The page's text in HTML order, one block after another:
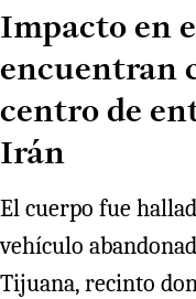
Impacto en
encuentran
centro de
Irán
El cuerpo fue
vehículo
Tijuana, recinto